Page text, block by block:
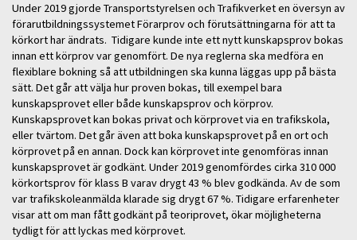
Under 2019 gjorde Transportstyrelsen och Trafikverket en översyn av
förarutbildningssystemet Förarprov och förutsättningarna för att ta
körkort har ändrats. Tidigare kunde inte ett nytt kunskapsprov bokas
innan ett körprov var genomfört. De nya reglerna ska medföra en
flexiblare bokning så att utbildningen ska kunna läggas upp på bästa
sätt. Det går att välja hur proven bokas, till exempel bara
kunskapsprovet eller både kunskapsprov och körprov.
Kunskapsprovet kan bokas privat och körprovet via en trafikskola,
eller tvärtom. Det går även att boka kunskapsprovet på en ort och
körprovet på en annan. Dock kan körprovet inte genomföras innan
kunskapsprovet är godkänt. Under 2019 genomfördes cirka 310 000
körkortsprov för klass B varav drygt 43 % blev godkända. Av de som
var trafikskoleanmälda klarade sig drygt 67 %. Tidigare erfarenheter
visar att om man fått godkänt på teoriprovet, ökar möjligheterna
tydligt för att lyckas med körprovet.